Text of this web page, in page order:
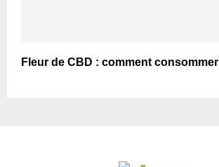
Fleur de CBD : comment consommer